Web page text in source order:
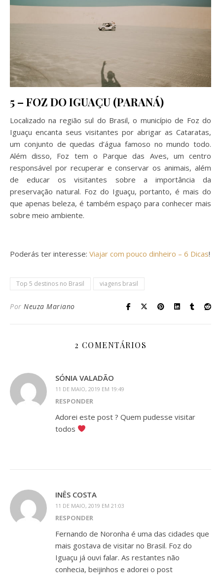
5 – FOZ DO IGUAÇU (PARANÁ)
Localizado na região sul do Brasil, o município de Foz do
Iguaçu encanta seus visitantes por abrigar as Cataratas,
um conjunto de quedas d’água famoso no mundo todo.
Além disso, Foz tem o Parque das Aves, um centro
responsável por recuperar e conservar os animais, além
de educar os visitantes sobre a importância da
preservação natural. Foz do Iguaçu, portanto, é mais do
que apenas beleza, é também espaço para conhecer mais
sobre meio ambiente.
Poderás ter interesse: Viajar com pouco dinheiro – 6 Dicas!
Top 5 destinos no Brasil viagens brasil
Por Neuza Mariano
2 COMENTÁRIOS
SÓNIA VALADÃO
11 DE MAIO, 2019 EM 19:49
RESPONDER
Adorei este post ? Quem pudesse visitar
todos
INÊS COSTA
11 DE MAIO, 2019 EM 21:03
RESPONDER
Fernando de Noronha é uma das cidades que
mais gostava de visitar no Brasil. Foz do
Iguaçu já ouvi falar. As restantes não
conhecia, beijinhos e adorei o post